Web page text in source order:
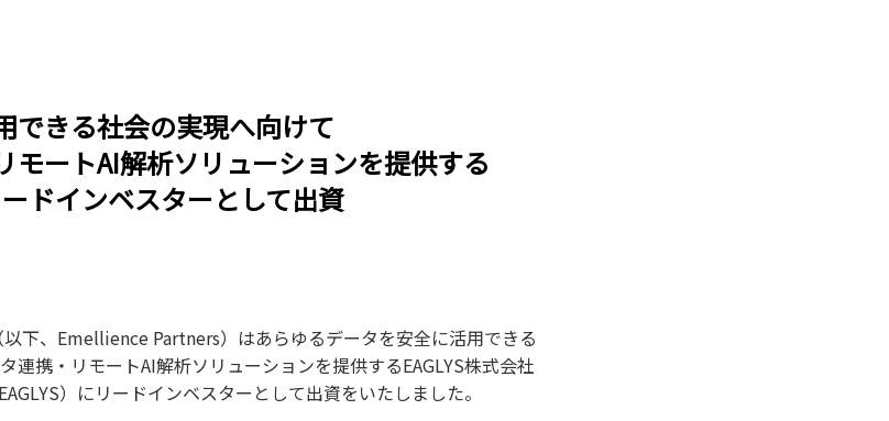
できる社会の実現へ向けて
モートAI解析ソリューションを提供する
ドインベスターとして出資
下、Emellience Partners）はあらゆるデータを安全に活用できる
連携・リモートAI解析ソリューションを提供するEAGLYS株式会社
）にリードインベスターとして出資をいたしました。